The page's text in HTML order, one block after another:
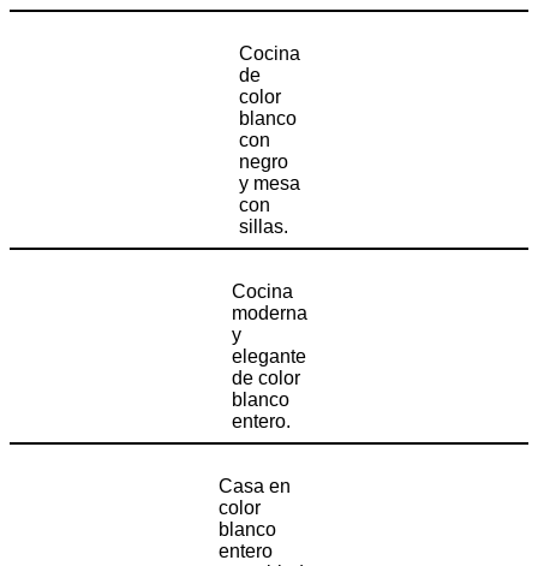
Cocina
de
color
blanco
con
negro
y mesa
con
sillas.
Cocina
moderna
y
elegante
de color
blanco
entero.
Casa en
color
blanco
entero